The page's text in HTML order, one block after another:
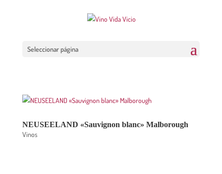
Seleccionar página
NEUSEELAND «Sauvignon blanc» Malborough
Vinos